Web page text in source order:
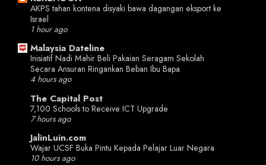
AKPS tahan kontena disyaki bawa dagangan eksport ke
Israel
1 hour ago
Malaysia Dateline
Inisiatif Nadi Mahir Beli Pakaian Seragam Sekolah
Secara Ansuran Ringankan Beban Ibu Bapa
4 hours ago
The Capital Post
7,100 Schools to Receive ICT Upgrade
7 hours ago
JalinLuin.com
Wajar UCSF Buka Pintu Kepada Pelajar Luar Negara
10 hours ago